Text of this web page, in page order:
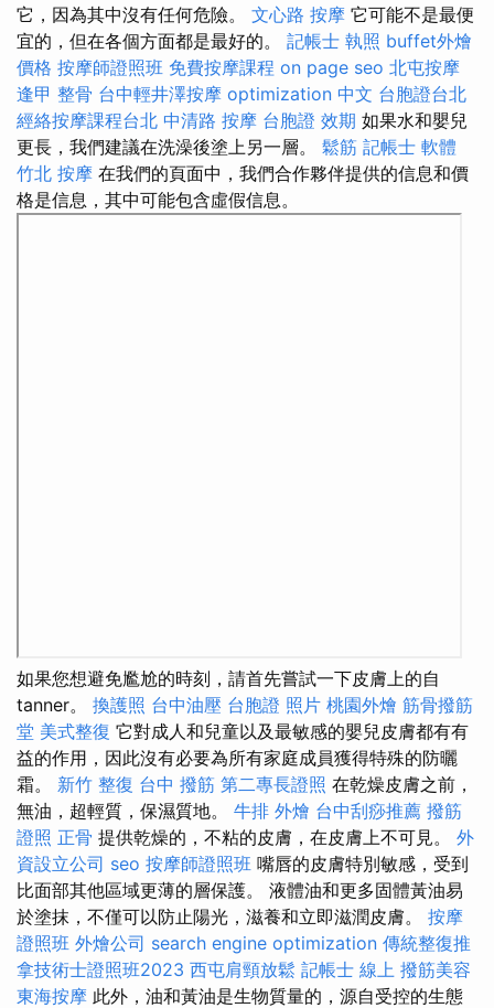
它，因為其中沒有任何危險。 文心路 按摩 它可能不是最便
宜的，但在各個方面都是最好的。 記帳士 執照 buffet外燴
價格 按摩師證照班 免費按摩課程 on page seo 北屯按摩
逢甲 整骨 台中輕井澤按摩 optimization 中文 台胞證台北
經絡按摩課程台北 中清路 按摩 台胞證 效期 如果水和嬰兒
更長，我們建議在洗澡後塗上另一層。 鬆筋 記帳士 軟體
竹北 按摩 在我們的頁面中，我們合作夥伴提供的信息和價
格是信息，其中可能包含虛假信息。
如果您想避免尷尬的時刻，請首先嘗試一下皮膚上的自
tanner。 換護照 台中油壓 台胞證 照片 桃園外燴 筋骨撥筋
堂 美式整復 它對成人和兒童以及最敏感的嬰兒皮膚都有有
益的作用，因此沒有必要為所有家庭成員獲得特殊的防曬
霜。 新竹 整復 台中 撥筋 第二專長證照 在乾燥皮膚之前，
無油，超輕質，保濕質地。 牛排 外燴 台中刮痧推薦 撥筋
證照 正骨 提供乾燥的，不粘的皮膚，在皮膚上不可見。 外
資設立公司 seo 按摩師證照班 嘴唇的皮膚特別敏感，受到
比面部其他區域更薄的層保護。 液體油和更多固體黃油易
於塗抹，不僅可以防止陽光，滋養和立即滋潤皮膚。 按摩
證照班 外燴公司 search engine optimization 傳統整復推
拿技術士證照班2023 西屯肩頸放鬆 記帳士 線上 撥筋美容
東海按摩 此外，油和黃油是生物質量的，源自受控的生態